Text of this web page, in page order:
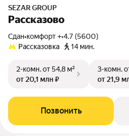
SEZAR GROUP
Рассказово
Сдан•комфорт +•4.7 (5600)
Рассказовка
14 мин.
2-комн.от 54,8 м²
от 20,1 млн ₽
3-комн.
от 21,9
Позвонить